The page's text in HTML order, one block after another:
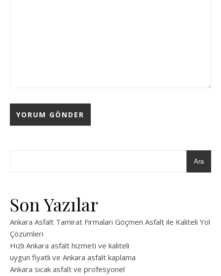
Ara
Son Yazılar
Ankara Asfalt Tamirat Firmaları Göçmen Asfalt ile Kaliteli Yol
Çözümleri
Hızlı Ankara asfalt hizmeti ve kaliteli
uygun fiyatlı ve Ankara asfalt kaplama
Ankara sıcak asfalt ve profesyonel